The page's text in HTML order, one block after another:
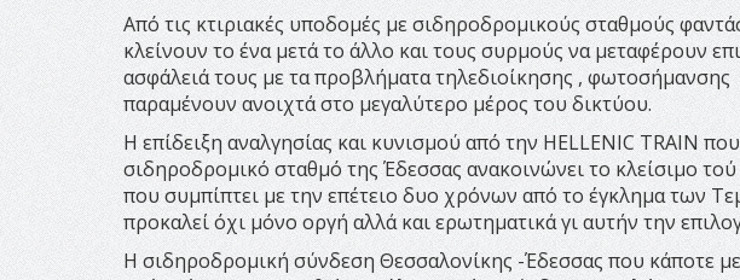
Από τις κτιριακές υποδομές με σιδηροδρομικούς σταθμούς
κλείνουν το ένα μετά το άλλο και τους συρμούς να μεταφέρουν
ασφάλειά τους με τα προβλήματα τηλεδιοίκησης , φωτοσήμανσης
παραμένουν ανοιχτά στο μεγαλύτερο μέρος του δικτύου.
Η επίδειξη αναλγησίας και κυνισμού από την HELLENIC TRAIN
σιδηροδρομικό σταθμό της Έδεσσας ανακοινώνει το κλείσιμο
που συμπίπτει με την επέτειο δυο χρόνων από το έγκλημα των
προκαλεί όχι μόνο οργή αλλά και ερωτηματικά γι αυτήν την
Η σιδηροδρομική σύνδεση Θεσσαλονίκης -Έδεσσας που κάποτε